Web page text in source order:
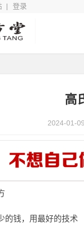
| 登录
高
2024-01-
的钱，用最好的技术